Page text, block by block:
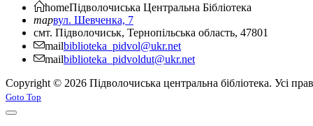
homeПідволочиська Центральна Бібліотека
mapвул. Шевченка, 7
смт. Підволочиськ, Тернопільська область, 47801
mailbiblioteka_pidvol@ukr.net
mailbiblioteka_pidvoldut@ukr.net
Copyright © 2026 Підволочиська центральна бібліотека. Усі
Joomla! 3 Templates
Goto Top